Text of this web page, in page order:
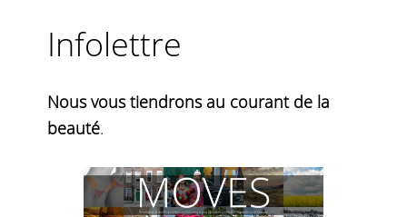
Infolettre
Nous vous tiendrons au courant de la
beauté.